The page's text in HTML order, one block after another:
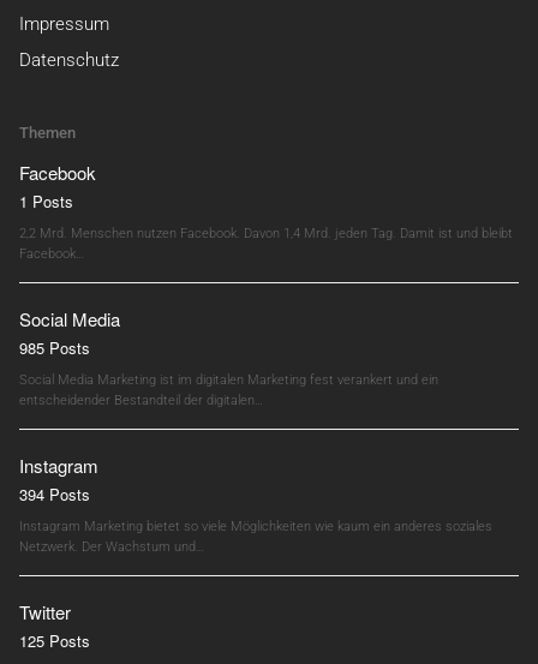
Impressum
Datenschutz
Themen
Facebook
1 Posts
2,2 Mrd. Menschen nutzen Facebook. Davon 1,4 Mrd. jeden Tag. Damit ist und bleibt
Facebook…
Social Media
985 Posts
Social Media Marketing ist im digitalen Marketing fest verankert und ein
entscheidender Bestandteil der digitalen…
Instagram
394 Posts
Instagram Marketing bietet so viele Möglichkeiten wie kaum ein anderes soziales
Netzwerk. Der Wachstum und…
Twitter
125 Posts